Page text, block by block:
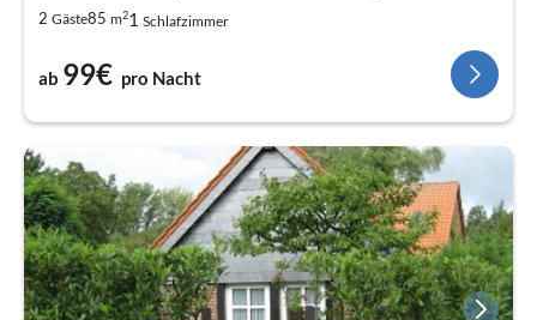
2 Gäste85 m21 Schlafzimmer
ab 99€ pro Nacht